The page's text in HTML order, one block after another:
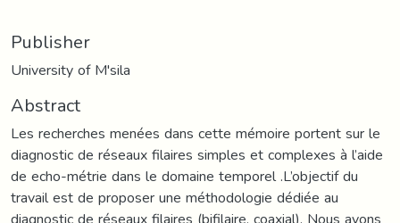
Publisher
University of M'sila
Abstract
Les recherches menées dans cette mémoire portent sur le
diagnostic de réseaux filaires simples et complexes à l’aide
de echo-métrie dans le domaine temporel .L’objectif du
travail est de proposer une méthodologie dédiée au